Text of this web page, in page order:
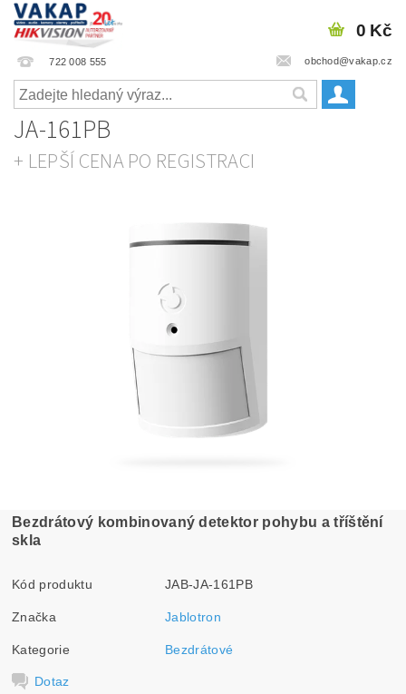
722 008 555 obchod@vakap.cz
0 Kč
JA-161PB
+ LEPŠÍ CENA PO REGISTRACI
Bezdrátový kombinovaný detektor pohybu a tříštění
skla
Kód produktu JAB-JA-161PB
Značka Jablotron
Kategorie Bezdrátové
Dotaz